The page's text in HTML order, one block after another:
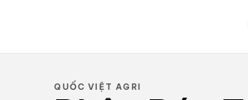
QUỐC VIỆT AGRI